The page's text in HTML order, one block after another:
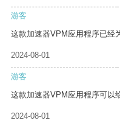
游客
这款加速器VPM应用程序已经
2024-08-01
游客
这款加速器VPM应用程序可以
2024-08-01